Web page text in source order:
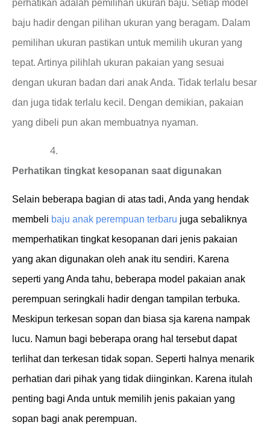
perhatikan adalah pemilihan ukuran baju. Setiap model
baju hadir dengan pilihan ukuran yang beragam. Dalam
pemilihan ukuran pastikan untuk memilih ukuran yang
tepat. Artinya pilihlah ukuran pakaian yang sesuai
dengan ukuran badan dari anak Anda. Tidak terlalu besar
dan juga tidak terlalu kecil. Dengan demikian, pakaian
yang dibeli pun akan membuatnya nyaman.
Perhatikan tingkat kesopanan saat digunakan
Selain beberapa bagian di atas tadi, Anda yang hendak
membeli baju anak perempuan terbaru juga sebaliknya
memperhatikan tingkat kesopanan dari jenis pakaian
yang akan digunakan oleh anak itu sendiri. Karena
seperti yang Anda tahu, beberapa model pakaian anak
perempuan seringkali hadir dengan tampilan terbuka.
Meskipun terkesan sopan dan biasa sja karena nampak
lucu. Namun bagi beberapa orang hal tersebut dapat
terlihat dan terkesan tidak sopan. Seperti halnya menarik
perhatian dari pihak yang tidak diinginkan. Karena itulah
penting bagi Anda untuk memilih jenis pakaian yang
sopan bagi anak perempuan.